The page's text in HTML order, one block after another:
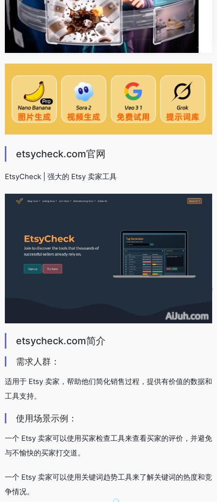
etsycheck.com官网
EtsyCheck | 强大的 Etsy 卖家工具
etsycheck.com简介
需求人群：
适用于 Etsy 卖家，帮助他们简化销售过程，提供有价值的数据和
工具支持。
使用场景示例：
一个 Etsy 卖家可以使用买家检查工具来查看买家的评价，并避免
与不愉快的买家打交道。
一个 Etsy 卖家可以使用关键词趋势工具来了解关键词的热度和竞
争情况。